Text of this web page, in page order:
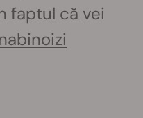
faptul că vei